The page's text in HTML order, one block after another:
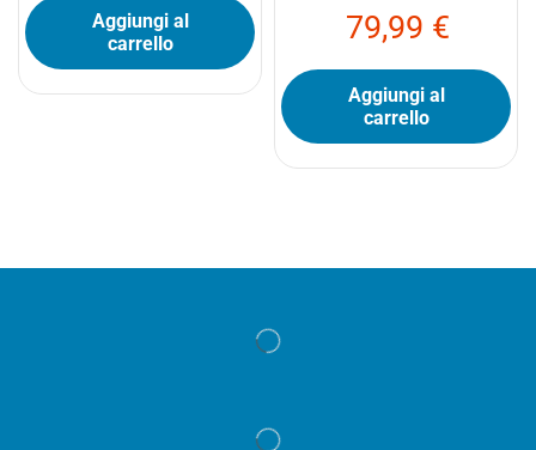
Aggiungi al
carrello
79,99 €
Aggiungi al
carrello